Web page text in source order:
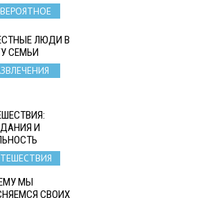
ЛЮДИ В
СЕМЬИ
И
МЫ
СВОИХ